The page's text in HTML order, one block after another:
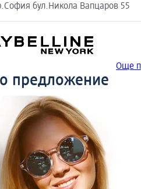
бул.Никола Вапцаров 55
Още
предложение